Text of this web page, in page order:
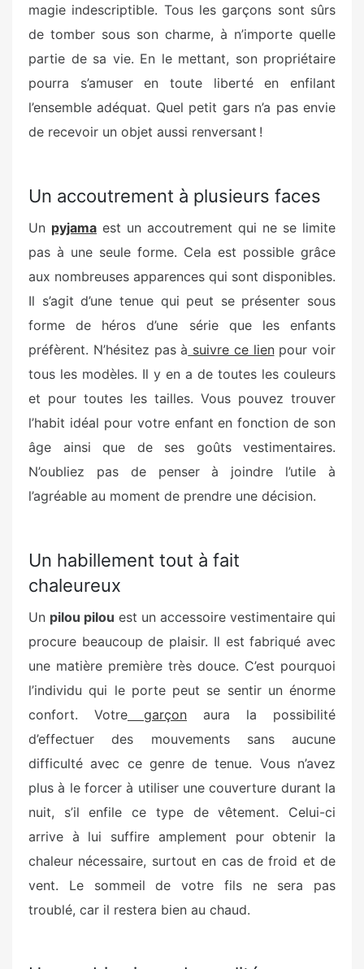
magie indescriptible. Tous les garçons sont sûrs
de tomber sous son charme, à n’importe quelle
partie de sa vie. En le mettant, son propriétaire
pourra s’amuser en toute liberté en enfilant
l’ensemble adéquat. Quel petit gars n’a pas envie
de recevoir un objet aussi renversant !
Un accoutrement à plusieurs faces
Un pyjama est un accoutrement qui ne se limite
pas à une seule forme. Cela est possible grâce
aux nombreuses apparences qui sont disponibles.
Il s’agit d’une tenue qui peut se présenter sous
forme de héros d’une série que les enfants
préfèrent. N’hésitez pas à suivre ce lienpour voir
tous les modèles. Il y en a de toutes les couleurs
et pour toutes les tailles. Vous pouvez trouver
l’habit idéal pour votre enfant en fonction de son
âge ainsi que de ses goûts vestimentaires.
N’oubliez pas de penser à joindre l’utile à
l’agréable au moment de prendre une décision.
Un habillement tout à fait
chaleureux
Un pilou pilou est un accessoire vestimentaire qui
procure beaucoup de plaisir. Il est fabriqué avec
une matière première très douce. C’est pourquoi
l’individu qui le porte peut se sentir un énorme
confort. Votre garçon aura la possibilité
d’effectuer des mouvements sans aucune
difficulté avec ce genre de tenue. Vous n’avez
plus à le forcer à utiliser une couverture durant la
nuit, s’il enfile ce type de vêtement. Celui-ci
arrive à lui suffire amplement pour obtenir la
chaleur nécessaire, surtout en cas de froid et de
vent. Le sommeil de votre fils ne sera pas
troublé, car il restera bien au chaud.